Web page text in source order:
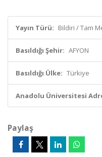
Yayın Türü: Bildiri / Tam
Basıldığı Şehir: AFYON
Basıldığı Ülke: Türkiye
Anadolu Üniversitesi
Paylaş